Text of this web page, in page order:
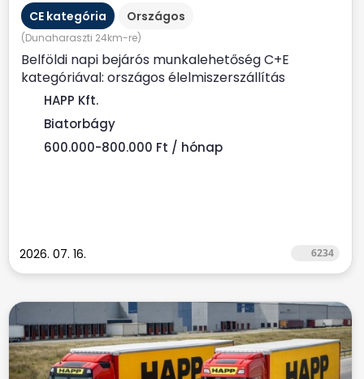
CE kategória Országos
(Dunaharaszti 24km-re)
Belföldi napi bejárós munkalehetőség C+E
kategóriával: országos élelmiszerszállítás
Biatorbágyi...
HAPP Kft.
Biatorbágy
600.000-800.000 Ft / hónap
2026. 07. 16. 6234